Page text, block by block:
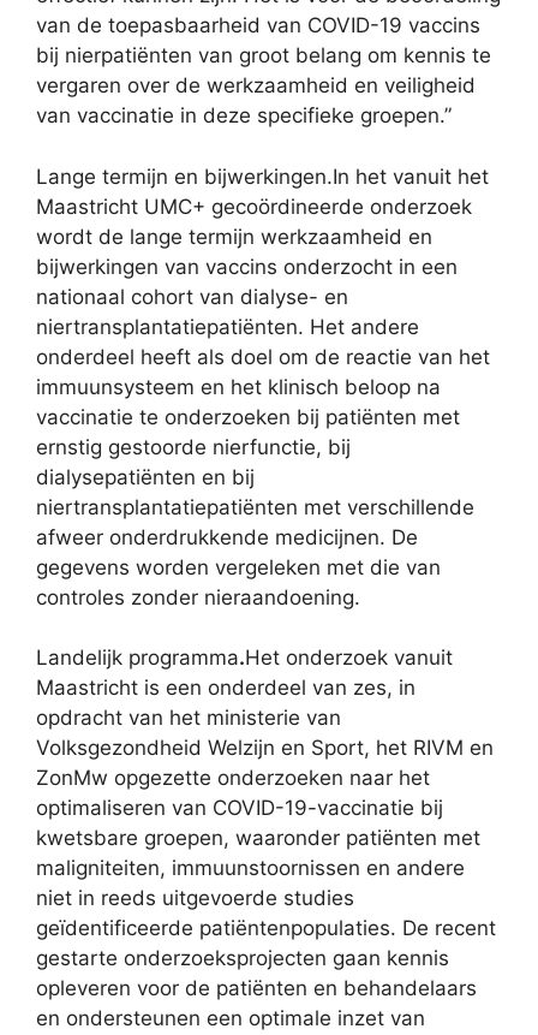
van de toepasbaarheid van COVID-19 vaccins
bij nierpatiënten van groot belang om kennis te
vergaren over de werkzaamheid en veiligheid
van vaccinatie in deze specifieke groepen.”
Lange termijn en bijwerkingen.In het vanuit het
Maastricht UMC+ gecoördineerde onderzoek
wordt de lange termijn werkzaamheid en
bijwerkingen van vaccins onderzocht in een
nationaal cohort van dialyse- en
niertransplantatiepatiënten. Het andere
onderdeel heeft als doel om de reactie van het
immuunsysteem en het klinisch beloop na
vaccinatie te onderzoeken bij patiënten met
ernstig gestoorde nierfunctie, bij
dialysepatiënten en bij
niertransplantatiepatiënten met verschillende
afweer onderdrukkende medicijnen. De
gegevens worden vergeleken met die van
controles zonder nieraandoening.
Landelijk programma.Het onderzoek vanuit
Maastricht is een onderdeel van zes, in
opdracht van het ministerie van
Volksgezondheid Welzijn en Sport, het RIVM en
ZonMw opgezette onderzoeken naar het
optimaliseren van COVID-19-vaccinatie bij
kwetsbare groepen, waaronder patiënten met
maligniteiten, immuunstoornissen en andere
niet in reeds uitgevoerde studies
geïdentificeerde patiëntenpopulaties. De recent
gestarte onderzoeksprojecten gaan kennis
opleveren voor de patiënten en behandelaars
en ondersteunen een optimale inzet van